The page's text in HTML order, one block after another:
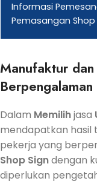
Informasi
Pemasangan
Manufaktur
Berpengalaman
Dalam Memilihjasa
mendapatkan hasil
pekerja yang
Shop Signdengan
diperlukan